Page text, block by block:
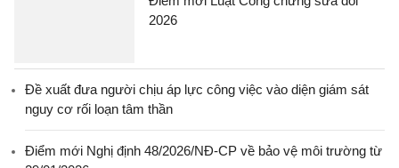
2026
Đề xuất đưa người chịu áp lực công việc vào diện giám sát
nguy cơ rối loạn tâm thần
Điểm mới Nghị định 48/2026/NĐ-CP về bảo vệ môi trường từ